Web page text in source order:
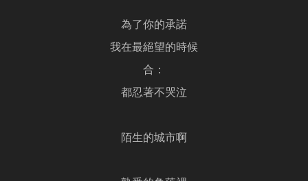
為了你的承諾
我在最絕望的時候
合：
都忍著不哭泣
陌生的城市啊